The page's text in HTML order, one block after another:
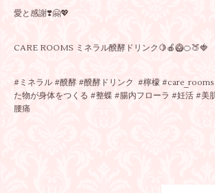
愛と感謝❣️🤗💖
CARE ROOMS ミネラル醗酵ドリンク🍋🍎🥝🍊🍑🍓
#ミネラル #醗酵 #醗酵ドリンク #檸檬
た物が身体をつくる #整蝶 #腸内フローラ #妊活 #美
腰痛